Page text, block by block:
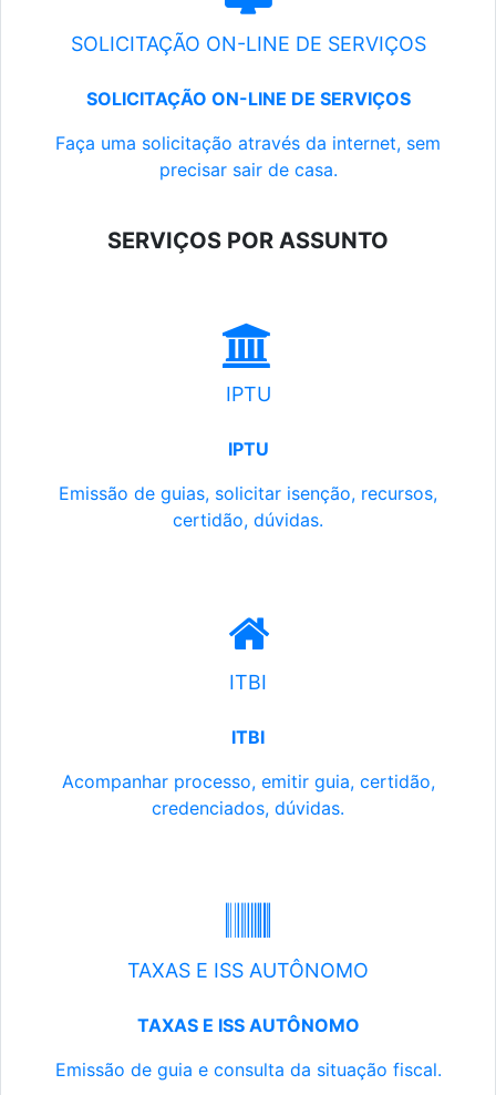
SOLICITAÇÃO ON-LINE DE SERVIÇOS
SOLICITAÇÃO ON-LINE DE SERVIÇOS
Faça uma solicitação através da internet, sem
precisar sair de casa.
SERVIÇOS POR ASSUNTO
IPTU
IPTU
Emissão de guias, solicitar isenção, recursos,
certidão, dúvidas.
ITBI
ITBI
Acompanhar processo, emitir guia, certidão,
credenciados, dúvidas.
TAXAS E ISS AUTÔNOMO
TAXAS E ISS AUTÔNOMO
Emissão de guia e consulta da situação fiscal.